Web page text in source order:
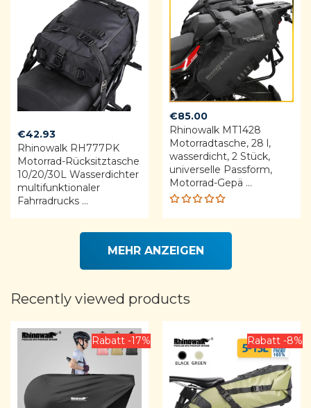
€42.93
Rhinowalk RH777PK
Motorrad-Rücksitztasche
10/20/30L Wasserdichter
multifunktionaler
Fahrradrucks ...
€85.00
Rhinowalk MT1428
Motorradtasche, 28 l,
wasserdicht, 2 Stück,
universelle Passform,
Motorrad-Gepä ...
Rated
5.00out
MEHR ANZEIGEN
Recently viewed products
Rabatt -17% Rabatt -8%